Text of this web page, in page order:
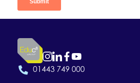
01443 749 000